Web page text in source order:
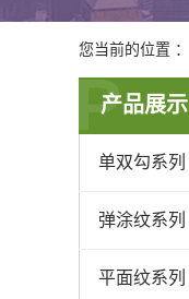
您当前的位置 ：
产品展示
P
单双勾系列
弹涂纹系列
平面纹系列